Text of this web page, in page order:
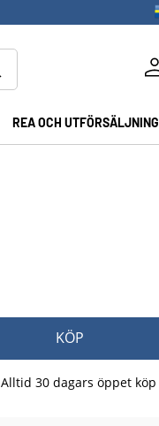
REA OCH UTFÖRSÄLJNING
KÖP
Alltid 30 dagars öppet köp